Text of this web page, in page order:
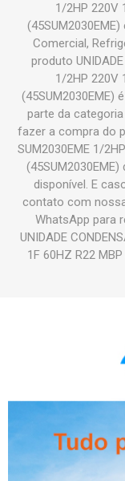
1/2HP 220V
Comercial,
produto UNIDADE
1/2HP 220V
(45SUM2030EME)
parte da categoria
fazer a compra do
SUM2030EME 1/
disponível. E
contato com
WhatsApp para
UNIDADE
1F 60HZ R22